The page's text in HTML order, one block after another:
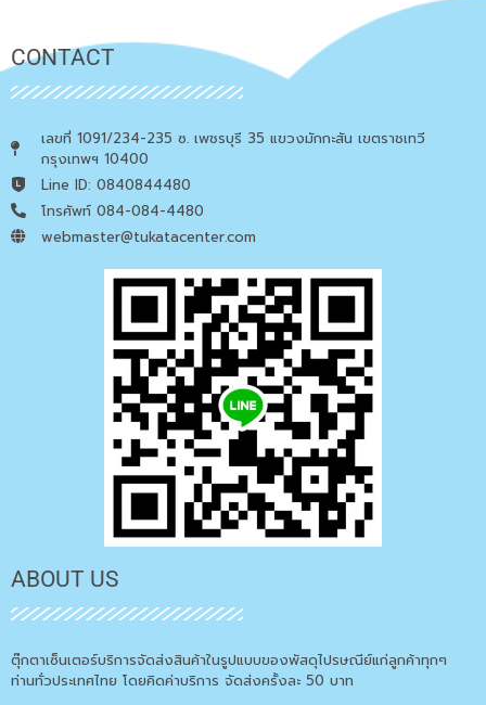
CONTACT
เลขที่ 1091/234-235 ซ. เพชรบุรี 35 แขวงมักกะสัน เขตราชเทวี
กรุงเทพฯ 10400
Line ID: 0840844480
โทรศัพท์ 084-084-4480
webmaster@tukatacenter.com
ABOUT US
ตุ๊กตาเซ็นเตอร์บริการจัดส่งสินค้าในรูปแบบของพัสดุไปรษณีย์แก่ลูกค้าทุกๆ
ท่านทั่วประเทศไทย โดยคิดค่าบริการ จัดส่งครั้งละ 50 บาท